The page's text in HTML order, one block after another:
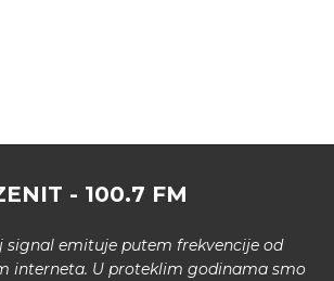
- 100.7 FM
signal emituje putem frekvencije od
interneta. U proteklim godinama smo